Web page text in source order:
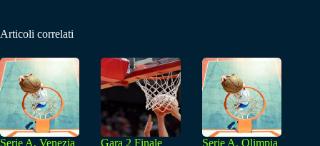
Articoli correlati
Serie A, Venezia
Gara 2 Finale
Serie A, Olimpia